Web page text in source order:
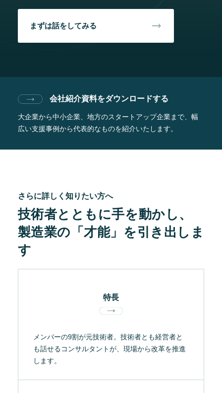
まずは話をしてみる
会社紹介資料をダウンロードする
大企業から中小企業、地方のスタートアップ企業まで、 幅
広い支援事例から代表的なものを紹介いたします。
さらに詳しく知りたい方へ
技術者とともに手を動かし、
製造業の「才能」を引き出しま
す
特長
メンバーの9割が元技術者。技術者とも経営者と
も話せるコンサルタントが、現場から改革を推進
します。